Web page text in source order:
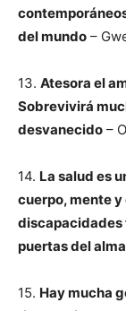
del mundo –
13. Atesora el
Sobrevivirá
desvanecido –
14. La salud es
cuerpo, mente
discapacidades
puertas del
15. Hay mucha